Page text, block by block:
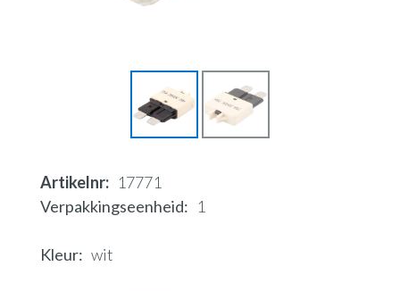
Artikelnr
17771
Verpakkingseenheid
1
Kleur wit